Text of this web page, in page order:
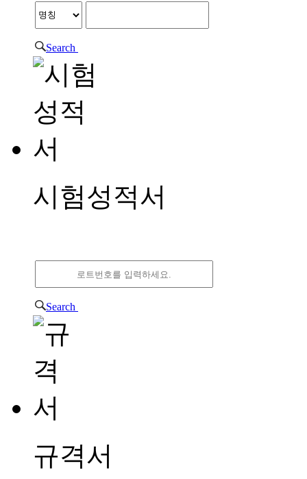
시약사업
덕산약품공업㈜는
약을 50년에 걸친
급해 왔습니다.
REDE MORE